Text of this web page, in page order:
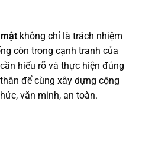
không chỉ là trách nhiệm
còn trong cạnh tranh của
hiểu rõ và thực hiện đúng
để cùng xây dựng cộng
văn minh, an toàn.